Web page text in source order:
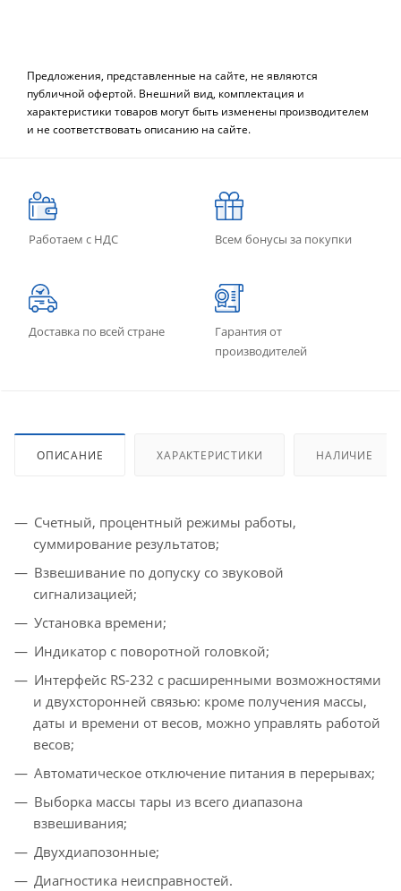
Предложения, представленные на сайте, не являются
публичной офертой. Внешний вид, комплектация и
характеристики товаров могут быть изменены производителем
и не соответствовать описанию на сайте.
Работаем с НДС Всем бонусы за покупки
Доставка по всей стране
Гарантия от
производителей
ОПИСАНИЕ ХАРАКТЕРИСТИКИ НАЛИЧИЕ
Счетный, процентный режимы работы,
суммирование результатов;
Взвешивание по допуску со звуковой
сигнализацией;
Установка времени;
Индикатор с поворотной головкой;
Интерфейс RS-232 с расширенными возможностями
и двухсторонней связью: кроме получения массы,
даты и времени от весов, можно управлять работой
весов;
Автоматическое отключение питания в перерывах;
Выборка массы тары из всего диапазона
взвешивания;
Двухдиапозонные;
Диагностика неисправностей.